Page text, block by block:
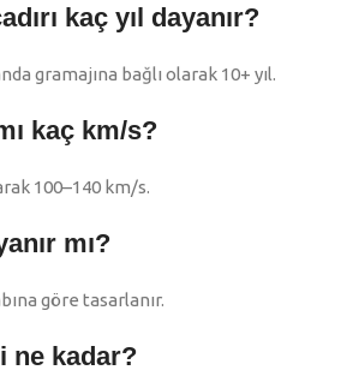
kaç yıl dayanır?
gramajına bağlı olarak 10+ yıl.
kaç km/s?
100–140 km/s.
mı?
göre tasarlanır.
ne kadar?